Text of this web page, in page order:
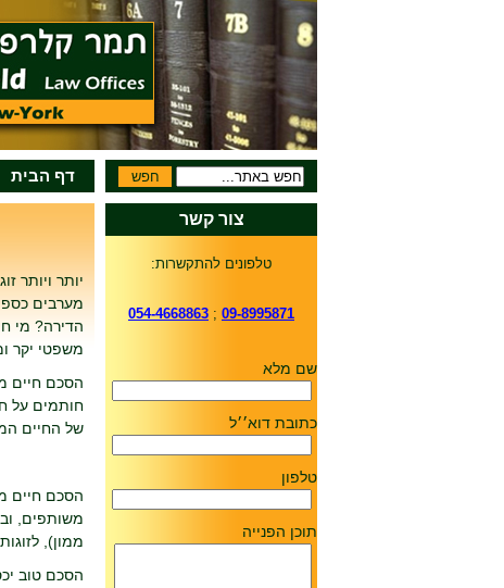
דף הבית
יותר ויותר
מערבים
הדירה? מי
משפטי יקר
הסכם חיים
חותמים על
של החיים
הסכם חיים
משותפים,
ממון),
הסכם טוב
צור קשר
טלפונים להתקשרות:
09-8995871
;
054-4668863
שם מלא
כתובת דוא׳׳ל
טלפון
תוכן הפנייה